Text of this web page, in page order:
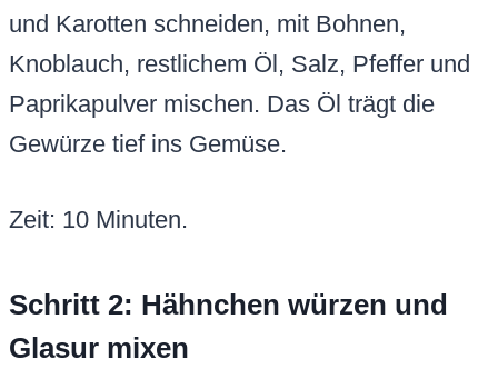
und Karotten schneiden, mit Bohnen,
Knoblauch, restlichem Öl, Salz, Pfeffer und
Paprikapulver mischen. Das Öl trägt die
Gewürze tief ins Gemüse.
Zeit: 10 Minuten.
Schritt 2: Hähnchen würzen und
Glasur mixen